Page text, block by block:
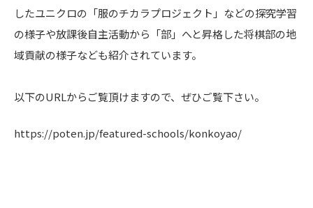
したユニクロの「服のチカラプロジェクト」などの探究学習
の様子や放課後自主活動から「部」へと昇格した将棋部の地
域貢献の様子なども紹介されています。
以下のURLからご覧頂けますので、ぜひご覧下さい。
https://poten.jp/featured-schools/konkoyao/